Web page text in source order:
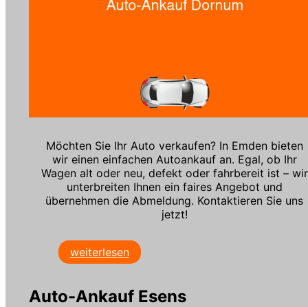
Möchten Sie Ihr Auto verkaufen? In Emden bieten
wir einen einfachen Autoankauf an. Egal, ob Ihr
Wagen alt oder neu, defekt oder fahrbereit ist – wir
unterbreiten Ihnen ein faires Angebot und
übernehmen die Abmeldung. Kontaktieren Sie uns
jetzt!
weiterlesen
Auto-Ankauf Esens